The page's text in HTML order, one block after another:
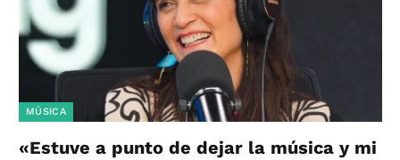
MÚSICA
«Estuve a punto de dejar la música y mi